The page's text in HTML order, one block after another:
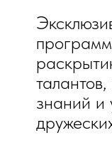
знаний и